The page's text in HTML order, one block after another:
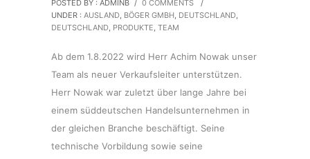
POSTED BY : ADMINB / 0 COMMENTS
/
UNDER : AUSLAND, BÖGER GMBH, DEUTSCHLAND,
DEUTSCHLAND, PRODUKTE, TEAM
Ab dem 1.8.2022 wird Herr Achim Nowak unser
Team als neuer Verkaufsleiter unterstützen.
Herr Nowak war zuletzt über lange Jahre bei
einem süddeutschen Handelsunternehmen in
der gleichen Branche beschäftigt. Seine
technische Vorbildung sowie seine